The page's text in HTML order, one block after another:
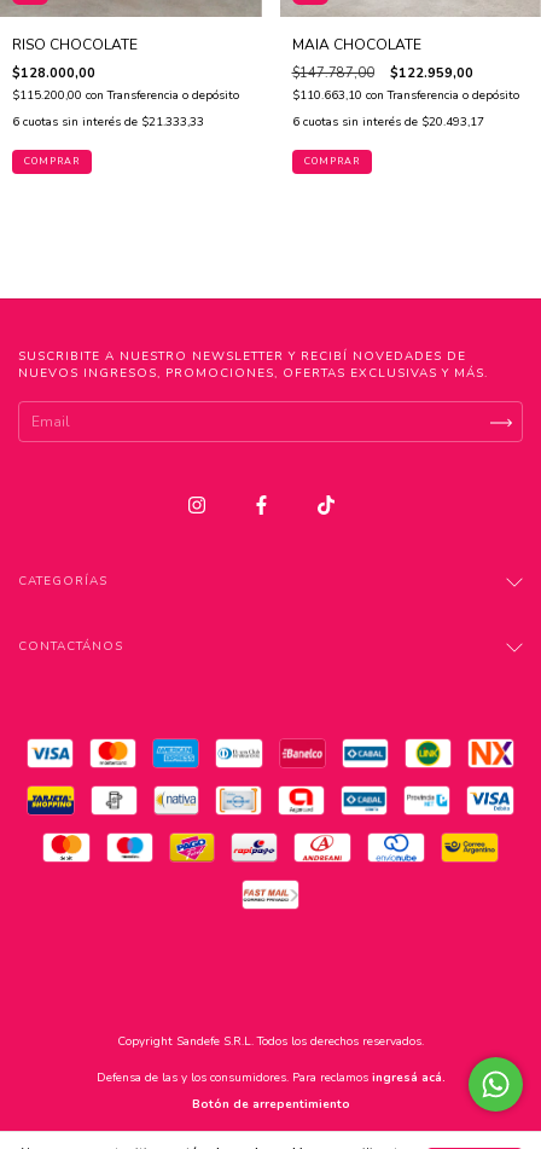
RISO CHOCOLATE
$128.000,00
$115.200,00 con Transferencia o depósito
6 cuotas sin interés de $21.333,33
COMPRAR
MAIA CHOCOLATE
$147.787,00 $122.959,00
$110.663,10 con Transferencia o depósito
6 cuotas sin interés de $20.493,17
COMPRAR
SUSCRIBITE A NUESTRO NEWSLETTER Y RECIBÍ NOVEDADES DE
NUEVOS INGRESOS, PROMOCIONES, OFERTAS EXCLUSIVAS Y MÁS.
CATEGORÍAS
CONTACTÁNOS
Copyright Sandefe S.R.L. Todos los derechos reservados.
Defensa de las y los consumidores. Para reclamos ingresá acá.
Botón de arrepentimiento